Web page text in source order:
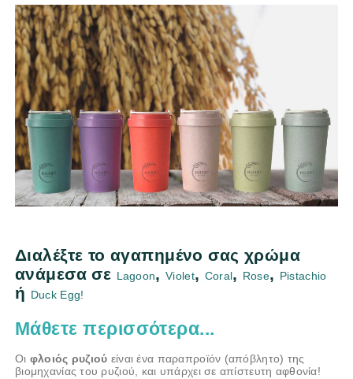
Διαλέξτε το αγαπημένο σας χρώμα
ανάμεσα σε Lagoon,Violet, Coral, Rose, Pistachio
ή Duck Egg!
Μάθετε περισσότερα...
Οι φλοιός ρυζιού είναι ένα παραπροϊόν (απόβλητο) της
βιομηχανίας του ρυζιού, και υπάρχει σε απίστευτη αφθονία!